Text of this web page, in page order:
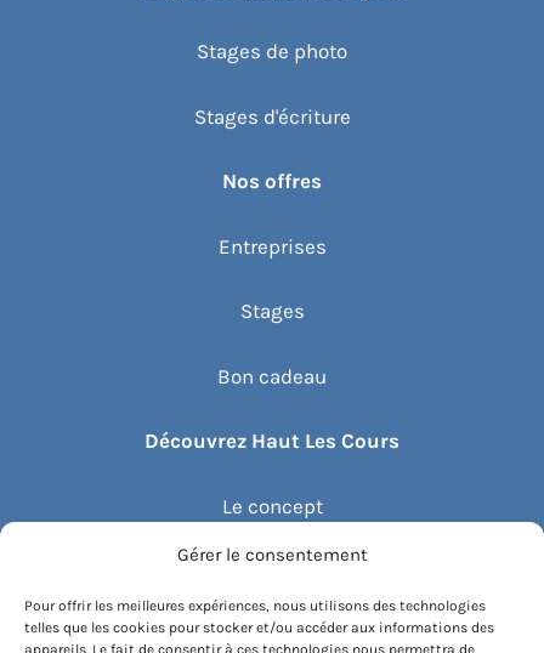
Gérer le consentement
Pour offrir les meilleures expériences, nous utilisons des technologies
telles que les cookies pour stocker et/ou accéder aux informations des
appareils. Le fait de consentir à ces technologies nous permettra de
Stages de photo
Stages d'écriture
Nos offres
Entreprises
Stages
Bon cadeau
Découvrez Haut Les Cours
Le concept
Blog